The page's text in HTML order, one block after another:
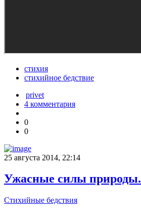
стихия
стихийное бедствие
privet
4 комментария
0
0
25 августа 2014, 22:14
Ужасные силы природы.
Стихийные бедствия